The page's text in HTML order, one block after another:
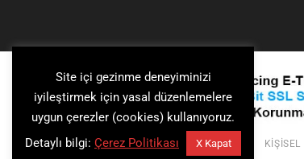
Site içi gezinme deneyiminizi
iyileştirmek için yasal düzenlemelere
uygun çerezler (cookies) kullanıyoruz.
Detaylı bilgi: Çerez Politikası X Kapat